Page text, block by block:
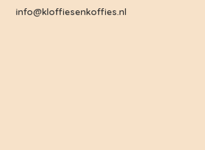
info@kloffiesenkoffies.nl